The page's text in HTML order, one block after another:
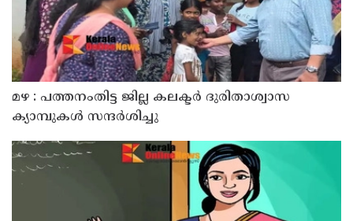
മഴ : പത്തനംതിട്ട ജില്ല കലക്ടർ ദുരിതാശ്വാസ
ക്യാമ്പുകൾ സന്ദർശിച്ചു